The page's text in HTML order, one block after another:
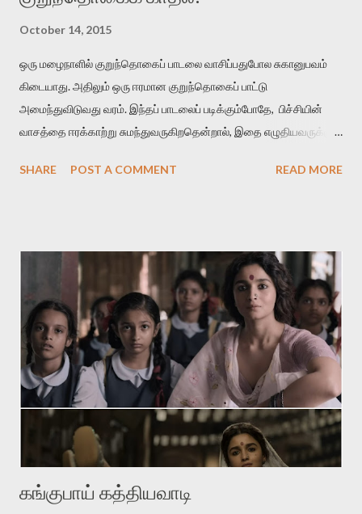
October 14, 2015
ஒரு மழைநாளில் குறுந்தொகைப் பாடலை வாசிப்பதுபோல சுகானுபவம்
கிடையாது. அதிலும் ஒரு ஈரமான குறுந்தொகைப் பாட்டு
அமைந்துவிடுவது வரம். இந்தப் பாடலைப் படிக்கும்போதே, பிச்சியின்
வாசத்தை ஈரக்காற்று சுமந்துவருகிறதென்றால், இதை எழுதியவருக்கும்
கொழுமுகை இரும்பனம் பசுங்குடைப் பலவுடன் பொதிந்து பெரும்பெயல்
அதை ஒரு அடைமழை பெய்கிற விடியற்காலைல திறந்துவிட்டதுபோல
நன்மணமும் குளிர்ச்சியும் உடைய மேனி கொண்டவள் அவள்.
அவளை எப்பிடி நான் பிரிஞ்சிருப்பேன் . அவளைப் பிரிந்தா ல் என்னால் உயிர்
வாழமுடியாது. 'சின்னப் பூக்கள் பார்க்கையில் தேகம் பார்த்த ஞாபகம்'
என்கிற வைரமுத்து வரிகள்போல கவலைகொள்கிறான் தலைவன்.
ஆனால் இதிலே வாசம்தான் அவனை வாட்டுகிறது. இதில்
'நறுந்தண்ணியள்‬' என்பது ஈர்ப்புள்ள சொல். காதலனின் மென்மையான
SHARE POST A COMMENT READ MORE
கங்குபாய் கத்தியவாடி